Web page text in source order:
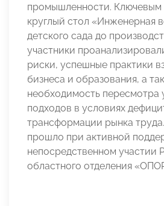
промышленности. Ключевым
круглый стол «Инженерная
детского сада до
участники
риски, успешные практики
бизнеса и образования, а
необходимость пересмотра
подходов в условиях
трансформации рынка
прошло при активной
непосредственном участии
областного отделения